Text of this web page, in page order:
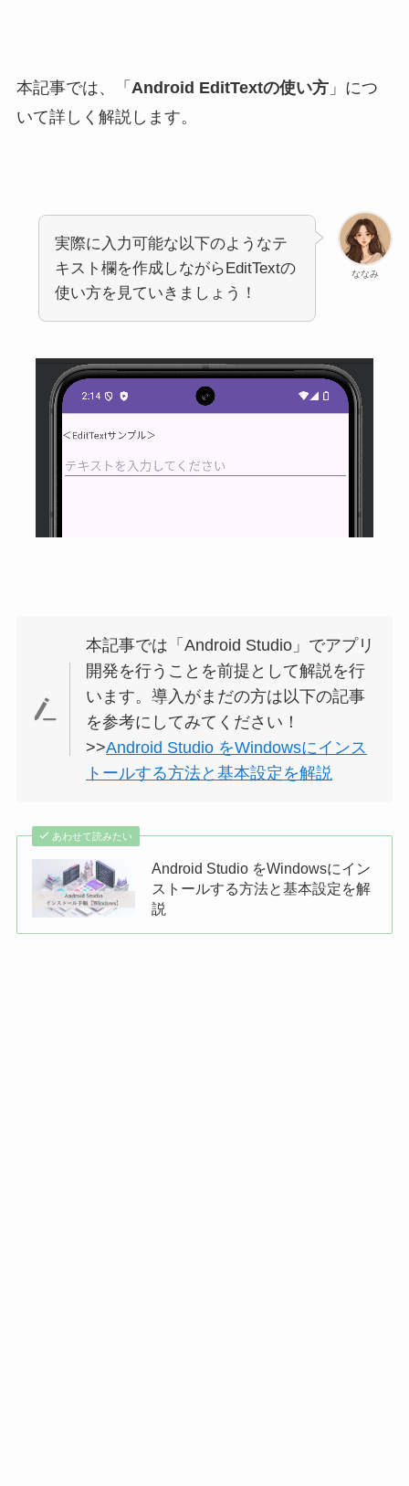
本記事では、「 Android EditTextの使い方」につ
いて詳しく解説します。
ななみ
実際に入力可能な以下のようなテ
キスト欄を作成しながらEditTextの
使い方を見ていきましょう！
本記事では「Android Studio」でアプリ
開発を行うことを前提として解説を行
います。導入がまだの方は以下の記事
を参考にしてみてください！
>>Android Studio をWindowsにインス
トールする方法と基本設定を解説
あわせて読みたい
Android Studio をWindowsにイン
ストールする方法と基本設定を解
説